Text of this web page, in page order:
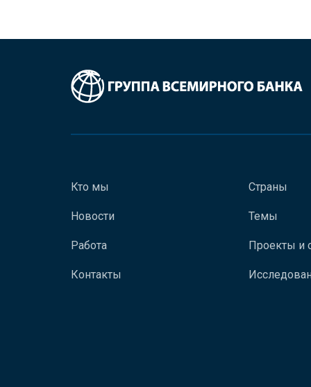
Кто мы
Новости
Работа
Контакты
Страны
Темы
Проекты и